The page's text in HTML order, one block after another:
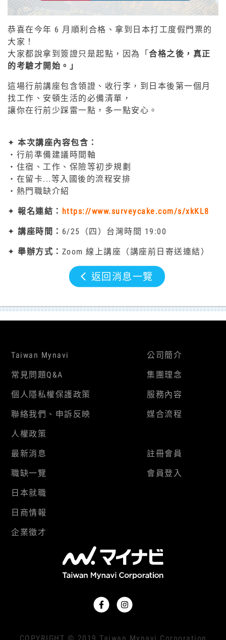
恭喜在今年 6 月順利合格、拿到日本打工度假門票的
大家！
大家都說拿到簽證只是起點，因為「 合格之後，真正
的考驗才開始。」
這場行前講座包含領證、收行李，到日本後第一個月
找工作、安頓生活的必備清單，
讓你在行前少踩雷一點，多一點安心。
✦ 本次講座內容包含：
・行前準備建議時間軸
・住宿、工作、保險等初步規劃
・在留卡...等入國後的流程安排
・熱門職缺介紹
✦ 報名連結： https://www.surveycake.com/s/xkKL8
✦ 講座時間： 6/25（四）台灣時間 19:00
✦ 舉辦方式： Zoom 線上講座（講座前日寄送連結）
返回消息一覽
Taiwan Mynavi
常見問題Q&A
個人隱私權保護政策
聯絡我們、申訴反映
人權政策
公司簡介
集團理念
服務內容
媒合流程
最新消息
職缺一覽
日本就職
日商情報
企業徵才
註冊會員
會員登入